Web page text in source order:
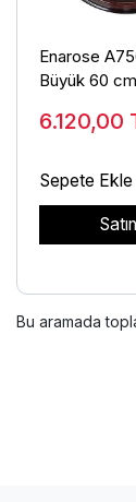
Enarose
Büyük 60
6.120,00
Sepete Ekle
Bu aramada